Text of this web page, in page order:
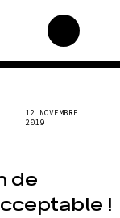
campagnes
rendez-vous au
enfumage
: une tendance
12 NOVEMBRE
2019
de
!